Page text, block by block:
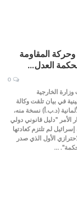
وحركة المقاومة
العدل…
0
الخارجية
في بيان تلقت وكالة
(د.ب.أ) نسخة منه،
الأمر "دليل قانوني دولي
لم تلتزم كعادتها
الأول الذي صدر
…